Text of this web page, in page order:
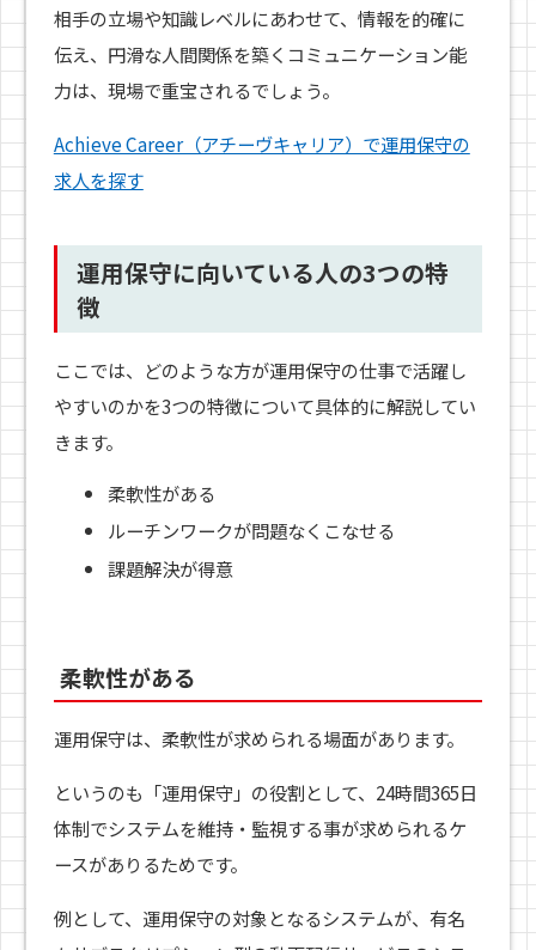
相手の立場や知識レベルにあわせて、情報を的確に
伝え、円滑な人間関係を築くコミュニケーション能
力は、現場で重宝されるでしょう。
Achieve Career（アチーヴキャリア）で運用保守の
求人を探す
運用保守に向いている人の3つの特
徴
ここでは、どのような方が運用保守の仕事で活躍し
やすいのかを3つの特徴について具体的に解説してい
きます。
柔軟性がある
ルーチンワークが問題なくこなせる
課題解決が得意
柔軟性がある
運用保守は、柔軟性が求められる場面があります。
というのも「運用保守」の役割として、24時間365日
体制でシステムを維持・監視する事が求められるケ
ースがありるためです。
例として、運用保守の対象となるシステムが、有名